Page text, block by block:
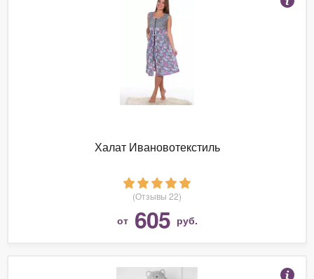
Халат Ивановотекстиль
(Отзывы 22)
от 605 руб.